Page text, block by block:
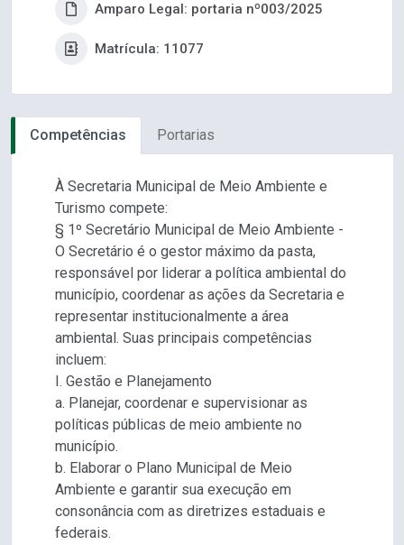
Amparo Legal: portaria nº003/2025
Matrícula: 11077
Competências Portarias
À Secretaria Municipal de Meio Ambiente e
Turismo compete:
§ 1º Secretário Municipal de Meio Ambiente -
O Secretário é o gestor máximo da pasta,
responsável por liderar a política ambiental do
município, coordenar as ações da Secretaria e
representar institucionalmente a área
ambiental. Suas principais competências
incluem:
I. Gestão e Planejamento
a. Planejar, coordenar e supervisionar as
políticas públicas de meio ambiente no
município.
b. Elaborar o Plano Municipal de Meio
Ambiente e garantir sua execução em
consonância com as diretrizes estaduais e
federais.